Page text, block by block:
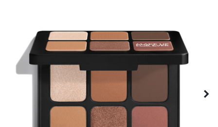
下